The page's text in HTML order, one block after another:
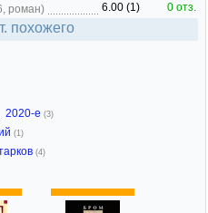
роман) 6.00 (1) 0 отз.
похожего
2020-е (3)
(1)
(4)